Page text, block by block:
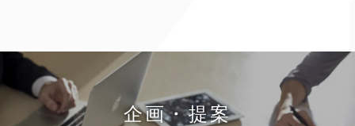
企画・提案